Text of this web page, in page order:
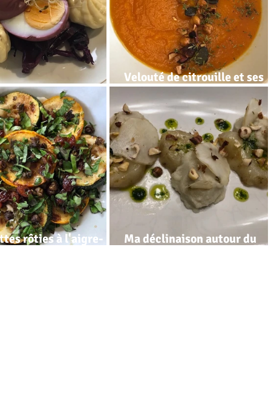
Velouté de citrouille et ses
rôties à l'aigre-
Ma déclinaison autour du